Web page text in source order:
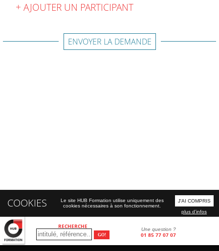
RECHERCHE Une question ?
01 85 77 07 07
AJOUTER UN PARTICIPANT
ENVOYER LA DEMANDE
COOKIES
Le site HUB Formation utilise uniquement des
cookies nécessaires à son fonctionnement.
J'AI COMPRIS
plus d'infos